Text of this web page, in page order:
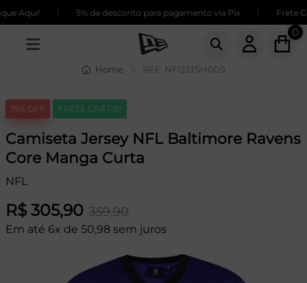
Aqui! 5% de desconto para pagamento via Pix Frete
0
Home REF: NFI23TSH009
15% OFF FRETE GRÁTIS*
Camiseta Jersey NFL Baltimore Ravens
Core Manga Curta
NFL
R$ 305,90 359,90
Em até 6x de 50,98 sem juros